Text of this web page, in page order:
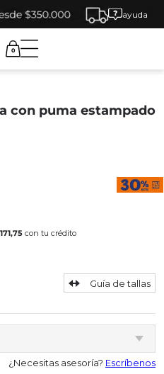
ayuda
0
con puma estampado
con tu crédito
Guía de tallas
¿Necesitas asesoría? Escríbenos